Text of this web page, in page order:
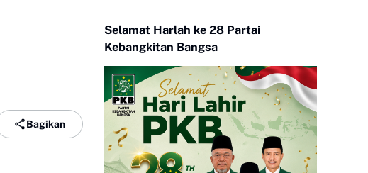
Bagikan
Selamat Harlah ke 28 Partai
Kebangkitan Bangsa